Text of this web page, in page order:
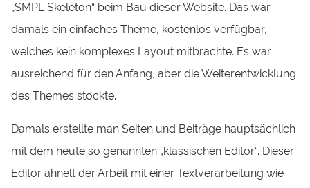
„SMPL Skeleton“ beim Bau dieser Website. Das war
damals ein einfaches Theme, kostenlos verfügbar,
welches kein komplexes Layout mitbrachte. Es war
ausreichend für den Anfang, aber die Weiterentwicklung
des Themes stockte.
Damals erstellte man Seiten und Beiträge hauptsächlich
mit dem heute so genannten „klassischen Editor“. Dieser
Editor ähnelt der Arbeit mit einer Textverarbeitung wie